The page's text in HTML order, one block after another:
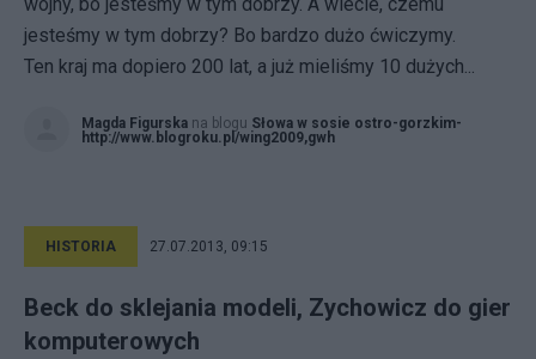
jesteśmy w tym dobrzy? Bo bardzo dużo ćwiczymy.
Ten kraj ma dopiero 200 lat, a już mieliśmy 10 dużych...
Magda Figurska na blogu Słowa w sosie ostro-gorzkim-
http://www.blogroku.pl/wing2009,gwh
HISTORIA 27.07.2013, 09:15
Beck do sklejania modeli, Zychowicz do gier
komputerowych